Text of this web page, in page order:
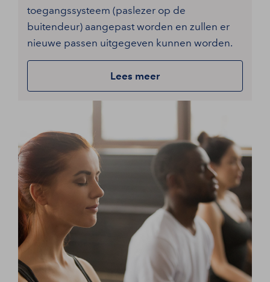
toegangssysteem (paslezer op de
buitendeur) aangepast worden en zullen er
nieuwe passen uitgegeven kunnen worden.
Lees meer